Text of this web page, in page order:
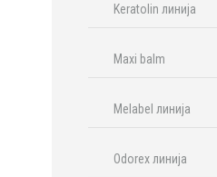
Keratolin линија
Maxi balm
Melabel линија
Odorex линија